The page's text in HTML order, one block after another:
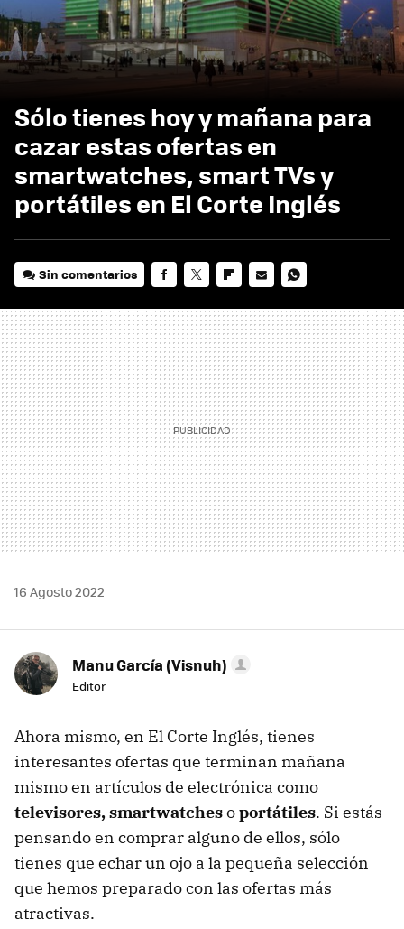
Sólo tienes hoy y mañana para
cazar estas ofertas en
smartwatches, smart TVs y
portátiles en El Corte Inglés
Sin comentarios
MAIL
16 Agosto 2022
Manu García (Visnuh)
Editor
Ahora mismo, en El Corte Inglés, tienes
interesantes ofertas que terminan mañana
mismo en artículos de electrónica como
televisores, smartwatchesoportátiles. Si estás
pensando en comprar alguno de ellos, sólo
tienes que echar un ojo a la pequeña selección
que hemos preparado con las ofertas más
atractivas.